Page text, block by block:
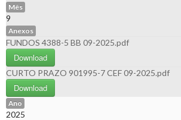
Mês
9
Anexos
FUNDOS 4388-5 BB 09-2025.pdf
Download
CURTO PRAZO 901995-7 CEF 09-2025.pdf
Download
Ano
2025